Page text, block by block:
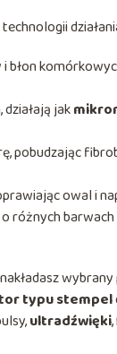
błon
jak
pobudzając
owal i
różnych
typu stempel
ultradźwięki